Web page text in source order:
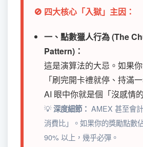
🚫 四大核心「入獄」主因：
一、點數獵人行為 (The
Pattern)：
這是演算法的大忌。如果
「刷完開卡禮就停、持滿
AI 眼中你就是個「沒感情
💡深度細節： AMEX 甚至會
消費比」。如果你的獎勵點數
90% 以上，幾乎必彈。